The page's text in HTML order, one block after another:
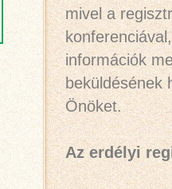
mivel a
információk
beküldésének
Önöket.
Az erdélyi